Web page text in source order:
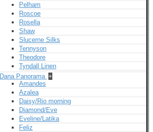
Pelham
Roscoe
Rosella
Shaw
Slucerne Silks
Tennyson
Theodore
Tyndall Linen
Dana Panorama +
Amandes
Azalea
Daisy/Rio morning
Diamond/Eve
Eveline/Latika
Feliz